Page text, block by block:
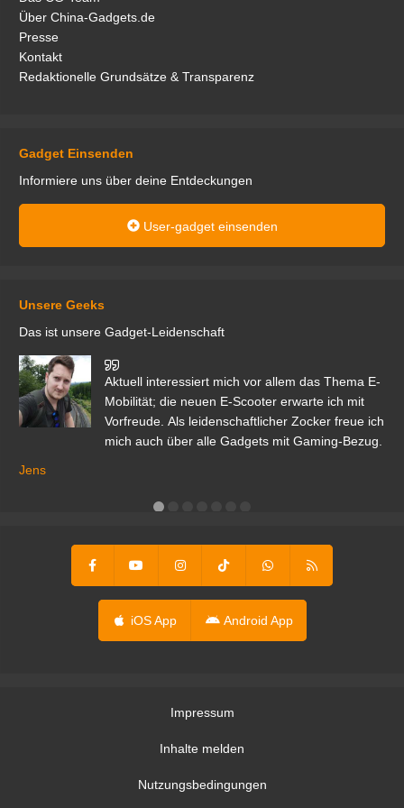
Über China-Gadgets.de
Presse
Kontakt
Redaktionelle Grundsätze & Transparenz
Gadget Einsenden
Informiere uns über deine Entdeckungen
User-gadget einsenden
Unsere Geeks
Das ist unsere Gadget-Leidenschaft
Aktuell interessiert mich vor allem das Thema E-
Mobilität; die neuen E-Scooter erwarte ich mit
Vorfreude. Als leidenschaftlicher Zocker freue ich
mich auch über alle Gadgets mit Gaming-Bezug.
Jens
iOS App Android App
Impressum
Inhalte melden
Nutzungsbedingungen